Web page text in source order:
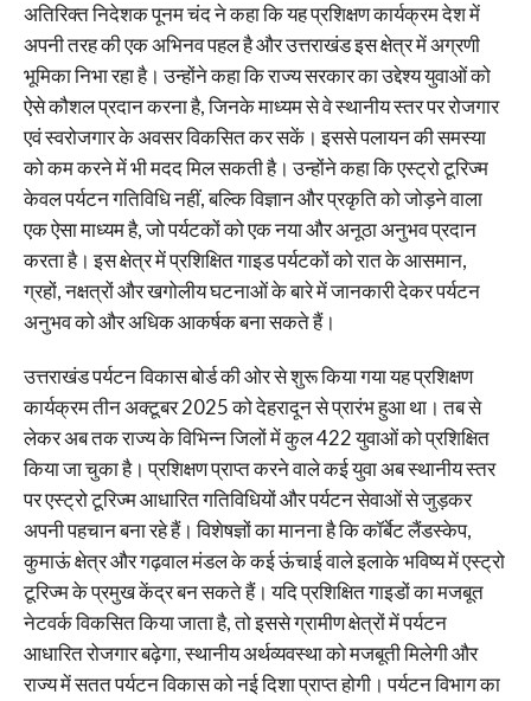
अतिरिक्त निदेशक पूनम चंद ने कहा कि यह प्रशिक्षण कार्यक्रम देश में
अपनी तरह की एक अभिनव पहल है और उत्तराखंड इस क्षेत्र में अग्रणी
भूमिका निभा रहा है। उन्होंने कहा कि राज्य सरकार का उद्देश्य युवाओं को
ऐसे कौशल प्रदान करना है, जिनके माध्यम से वे स्थानीय स्तर पर रोजगार
एवं स्वरोजगार के अवसर विकसित कर सकें। इससे पलायन की समस्या
को कम करने में भी मदद मिल सकती है। उन्होंने कहा कि एस्ट्रो टूरिज्म
केवल पर्यटन गतिविधि नहीं, बल्कि विज्ञान और प्रकृति को जोड़ने वाला
एक ऐसा माध्यम है, जो पर्यटकों को एक नया और अनूठा अनुभव प्रदान
करता है। इस क्षेत्र में प्रशिक्षित गाइड पर्यटकों को रात के आसमान,
ग्रहों, नक्षत्रों और खगोलीय घटनाओं के बारे में जानकारी देकर पर्यटन
अनुभव को और अधिक आकर्षक बना सकते हैं।
उत्तराखंड पर्यटन विकास बोर्ड की ओर से शुरू किया गया यह प्रशिक्षण
कार्यक्रम तीन अक्टूबर 2025 को देहरादून से प्रारंभ हुआ था। तब से
लेकर अब तक राज्य के विभिन्न जिलों में कुल 422 युवाओं को प्रशिक्षित
किया जा चुका है। प्रशिक्षण प्राप्त करने वाले कई युवा अब स्थानीय स्तर
पर एस्ट्रो टूरिज्म आधारित गतिविधियों और पर्यटन सेवाओं से जुड़कर
अपनी पहचान बना रहे हैं। विशेषज्ञों का मानना है कि कॉर्बेट लैंडस्केप,
कुमाऊं क्षेत्र और गढ़वाल मंडल के कई ऊंचाई वाले इलाके भविष्य में एस्ट्रो
टूरिज्म के प्रमुख केंद्र बन सकते हैं। यदि प्रशिक्षित गाइडों का मजबूत
नेटवर्क विकसित किया जाता है, तो इससे ग्रामीण क्षेत्रों में पर्यटन
आधारित रोजगार बढ़ेगा, स्थानीय अर्थव्यवस्था को मजबूती मिलेगी और
राज्य में सतत पर्यटन विकास को नई दिशा प्राप्त होगी। पर्यटन विभाग का